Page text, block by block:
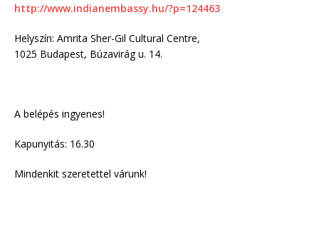
http://www.indianembassy.hu/?p=124463
Helyszín: Amrita Sher-Gil Cultural Centre,
1025 Budapest, Búzavirág u. 14.
A belépés ingyenes!
Kapunyitás: 16.30
Mindenkit szeretettel várunk!